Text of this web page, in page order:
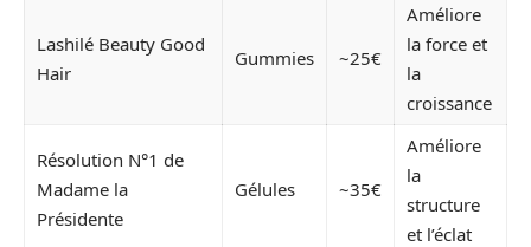
Lashilé Beauty Good
Hair
Gummies ~25€
Améliore
la force et
la
croissance
Résolution N°1 de
Madame la
Présidente
Gélules ~35€
Améliore
la
structure
et l’éclat